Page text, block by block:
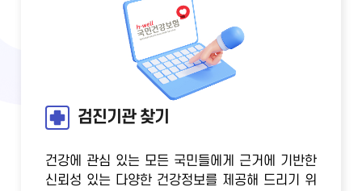
검진기관 찾기
건강에 관심 있는 모든 국민들에게 근거에 기반한
신뢰성 있는 다양한 건강정보를 제공해 드리기 위